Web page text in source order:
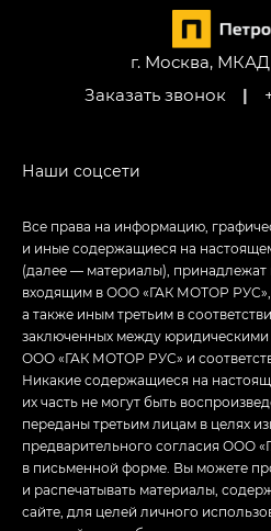
г. Москва, МКАД
Заказать звонок
|
Все права на информацию,
и иные содержащиеся на
(далее — материалы),
входящим в ООО «ГАК МОТОР РУС»,
а также иным третьим в
заключенных между
ООО «ГАК МОТОР РУС» и
Никакие содержащиеся на
их часть не могут быть
переданы третьим лицам в целях
предварительного согласия ООО
в письменной форме. Вы можете
и распечатывать материалы,
сайте, для целей личного